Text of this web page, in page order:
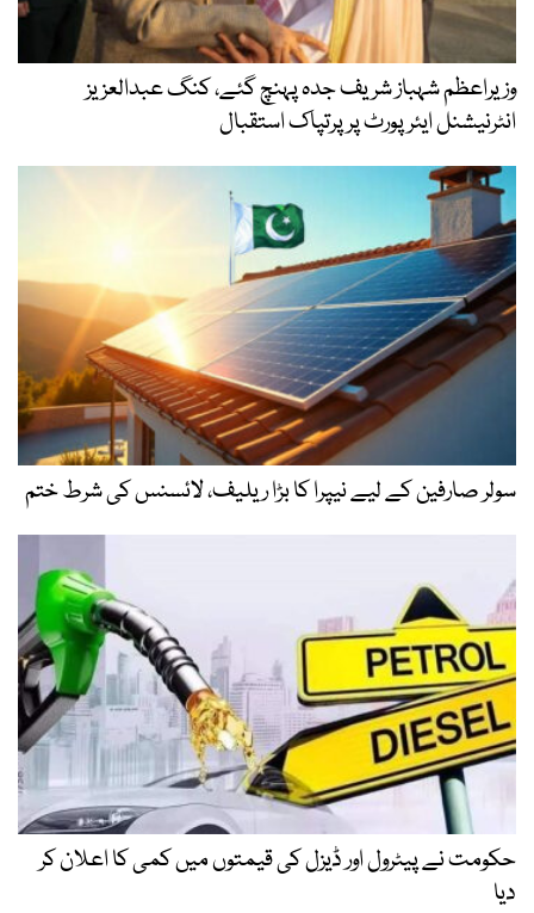
وزیراعظم شہباز شریف جدہ پہنچ گئے، کنگ عبدالعزیز
انٹرنیشنل ایئر پورٹ پر پرتپاک استقبال
سولر صارفین کے لیے نیپرا کا بڑا ریلیف، لائسنس کی شرط ختم
حکومت نے پیٹرول اور ڈیزل کی قیمتوں میں کمی کا اعلان کر
دیا